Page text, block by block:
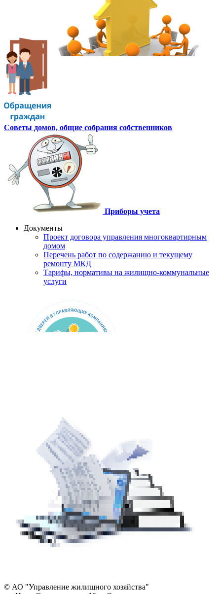
Советы домов, общие собрания собственников
Приборы учета
Документы
Проект договора управления многоквартирным
домом
Перечень работ по содержанию и текущему
ремонту МКД
Тарифы, нормативы на жилищно-коммунальные
услуги
© АО "Управление жилищного хозяйства"